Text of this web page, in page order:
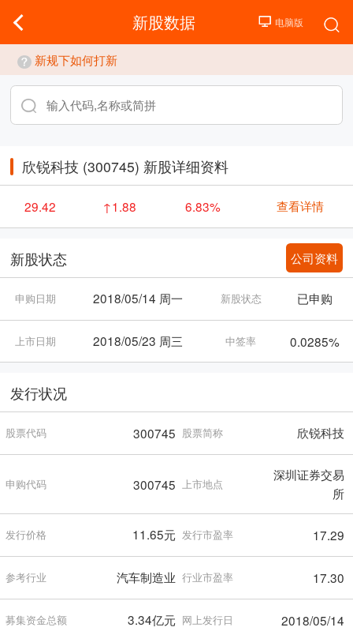
新股数据
新规下如何打新
欣锐科技 (300745) 新股详细资料
29.42 ↑1.88 6.83% 查看详情
新股状态 公司资料
申购日期 2018/05/14 周一 新股状态 已申购
上市日期 2018/05/23 周三 中签率 0.0285%
发行状况
股票代码 300745 股票简称 欣锐科技
申购代码 300745 上市地点
深圳证券交易
所
发行价格 11.65元 发行市盈率 17.29
参考行业 汽车制造业 行业市盈率 17.30
募集资金总额 3.34亿元 网上发行日 2018/05/14